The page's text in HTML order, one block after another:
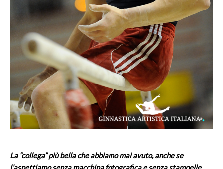
La “collega” più bella che abbiamo mai avuto, anche se
l’aspettiamo senza macchina fotografica e senza stampelle…